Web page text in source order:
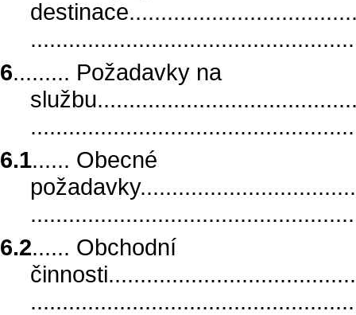
6......... Požadavky na
6.1...... Obecné
6.2...... Obchodní